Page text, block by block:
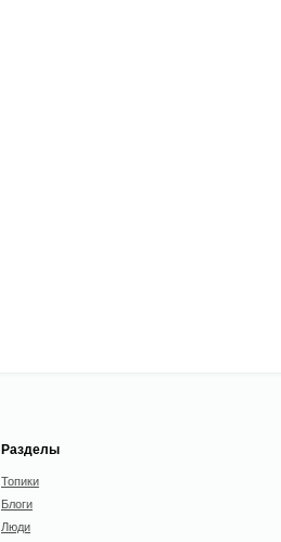
Разделы
Топики
Блоги
Люди